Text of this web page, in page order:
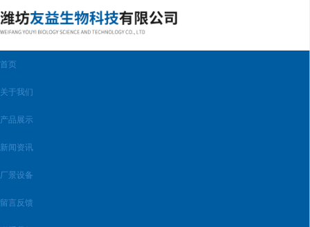
首页
关于我们
产品展示
新闻资讯
厂景设备
留言反馈